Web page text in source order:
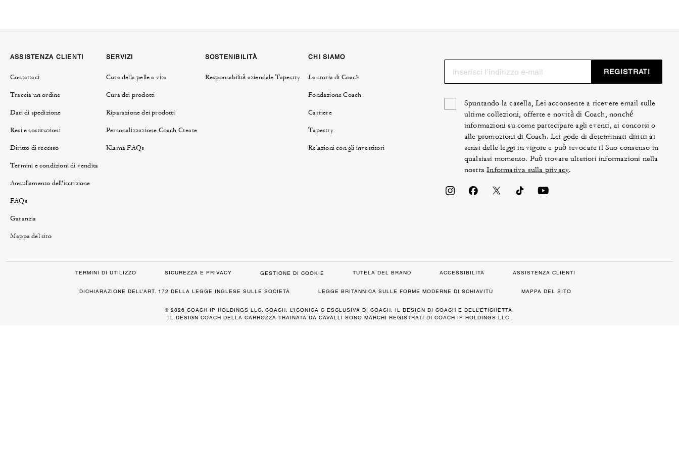
ASSISTENZA CLIENTI
Contattaci
Traccia un ordine
Dati di spedizione
Resi e sostituzioni
Diritto di recesso
Termini e condizioni di vendita
Annullamento dell'iscrizione
FAQs
Garanzia
Mappa del sito
SERVIZI
Cura della pelle a vita
Cura dei prodotti
Riparazione dei prodotti
Personalizzazione Coach Create
Klarna FAQs
SOSTENIBILITÀ
Responsabilità aziendale Tapestry
CHI SIAMO
La storia di Coach
Fondazione Coach
Carriere
Tapestry
Relazioni con gli investitori
REGISTRATI
Spuntando la casella, Lei acconsente a ricevere email sulle
ultime collezioni, offerte e novità di Coach, nonché
informazioni su come partecipare agli eventi, ai concorsi o
alle promozioni di Coach. Lei gode di determinati diritti ai
sensi delle leggi in vigore e può revocare il Suo consenso in
qualsiasi momento. Può trovare ulteriori informazioni nella
nostraInformativa sulla privacy.
TERMINI DI UTILIZZO SICUREZZA E PRIVACY GESTIONE DI COOKIE TUTELA DEL BRAND ACCESSIBILITÀ ASSISTENZA CLIENTI
DICHIARAZIONE DELL’ART. 172 DELLA LEGGE INGLESE SULLE SOCIETÀ LEGGE BRITANNICA SULLE FORME MODERNE DI SCHIAVITÙ MAPPA DEL SITO
© 2026 COACH IP HOLDINGS LLC. COACH, L’ICONICA C ESCLUSIVA DI COACH, IL DESIGN DI COACH E DELL’ETICHETTA,
IL DESIGN COACH DELLA CARROZZA TRAINATA DA CAVALLI SONO MARCHI REGISTRATI DI COACH IP HOLDINGS LLC.